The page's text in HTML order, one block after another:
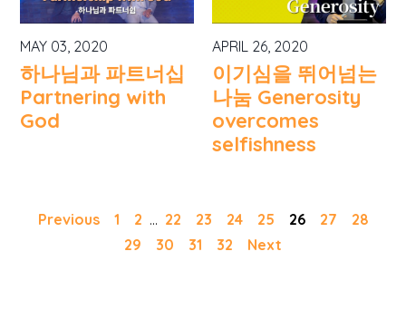
MAY 03, 2020
하나님과 파트너십
Partnering with
God
APRIL 26, 2020
이기심을 뛰어넘는
나눔 Generosity
overcomes
selfishness
Previous 1 2 ... 22 23 24 25 26 27
28
29
30 31 32 Next